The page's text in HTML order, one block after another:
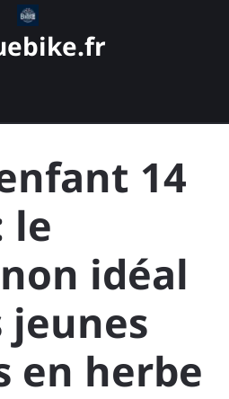
14
le
idéal
jeunes
en herbe